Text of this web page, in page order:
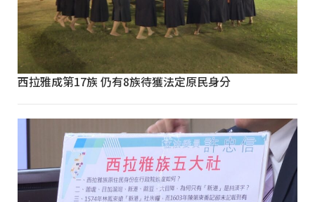
西拉雅成第17族 仍有8族待獲法定原民身分